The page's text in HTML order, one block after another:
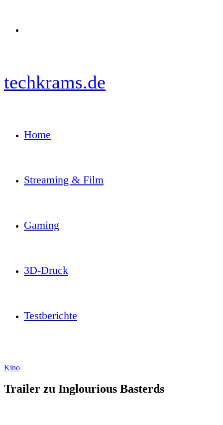
techkrams.de
Home
Streaming & Film
Gaming
3D-Druck
Testberichte
Kino
Trailer zu Inglourious Basterds